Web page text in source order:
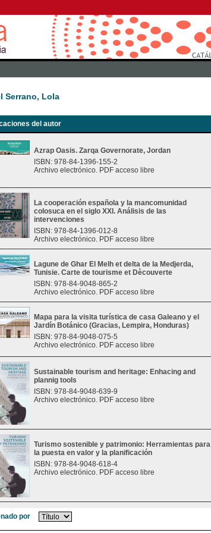
Serrano, Lola
del autor
Azrap Oasis. Zarqa Governorate, Jordan
ISBN: 978-84-1396-155-2
Archivo electrónico. PDF acceso libre
La cooperación española y la mancomunidad
colosuca en el siglo XXI. Análisis de las
intervenciones
ISBN: 978-84-1396-012-8
Archivo electrónico. PDF acceso libre
Lagune de Ghar El Melh et delta de la Medjerda,
Tunisie. Carte de tourisme et Dècouverte
ISBN: 978-84-9048-865-2
Archivo electrónico. PDF acceso libre
Mapa para la visita turística de casa Galeano y el
Jardín Botánico (Gracias, Lempira, Honduras)
ISBN: 978-84-9048-075-5
Archivo electrónico. PDF acceso libre
Sustainable tourism and heritage: Enhacing and
plannig tools
ISBN: 978-84-9048-639-9
Archivo electrónico. PDF acceso libre
Turismo sostenible y patrimonio: Herramientas para
la puesta en valor y la planificación
ISBN: 978-84-9048-618-4
Archivo electrónico. PDF acceso libre
por